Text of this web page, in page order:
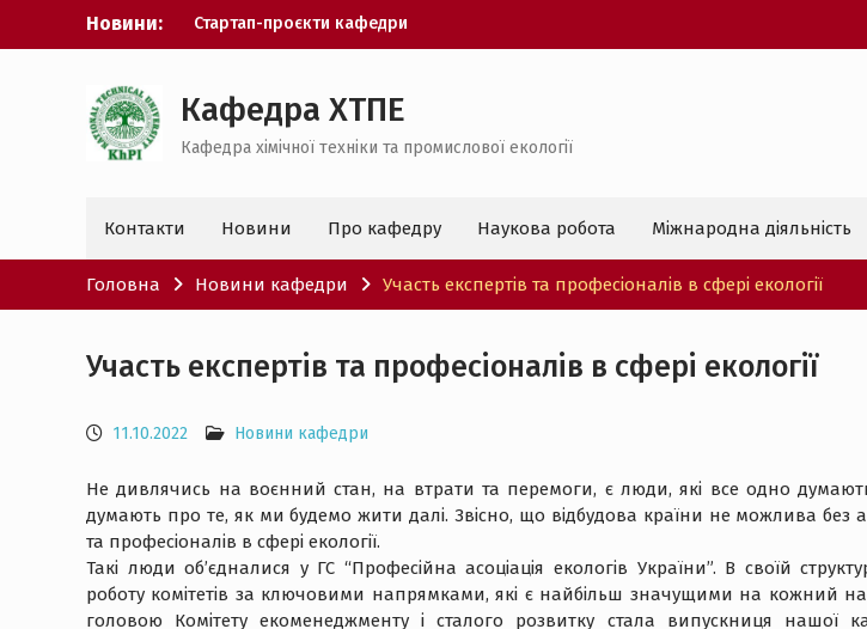
Новини:
Стартап-проєкти кафедри
Успішне підвищення кваліфікації
Екватор захистів дисертацій
Перший захист бакалаврів
спеціальності 183
Кафедра ХТПЕ
Кафедра хімічної техніки та промислової екології
Контакти Новини Про кафедру Наукова робота Міжнародна діяльність
Головна Новини кафедри Участь експертів та професіоналів в сфері екології
Участь експертів та професіоналів в сфері екології
11.10.2022 Новини кафедри
Не дивлячись на воєнний стан, на втрати та перемоги, є люди, які все одно
думають про те, як ми будемо жити далі. Звісно, що відбудова країни не можлива без
та професіоналів в сфері екології.
Такі люди об’єдналися у ГС “Професійна асоціація екологів України”. В своїй
роботу комітетів за ключовими напрямками, які є найбільш значущими на кожний
головою Комітету екоменеджменту і сталого розвитку стала випускниця нашої